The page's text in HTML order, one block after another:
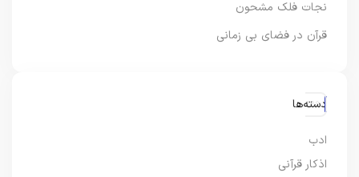
نجات فلک مشحون
قرآن در فضای بی زمانی
دسته‌ها
ادب
اذکار قرآنی